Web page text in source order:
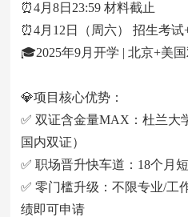
⏰4月8日23:59 材料截止
⏰4月12日（周六） 招生考试
🎓2025年9月开学 | 北京+美
💎项目核心优势：
✅ 双证含金量MAX：杜兰大
国内双证）
✅ 职场晋升快车道：18个月
✅ 零门槛升级：不限专业/工
绩即可申请